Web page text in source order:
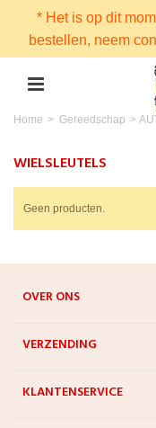
* Het is op dit
bestellen, neem
Home > Gereedschap >
WIELSLEUTELS
Geen producten.
OVER ONS
VERZENDING
KLANTENSERVICE